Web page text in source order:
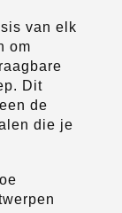
van elk
om
Dit
de
die je